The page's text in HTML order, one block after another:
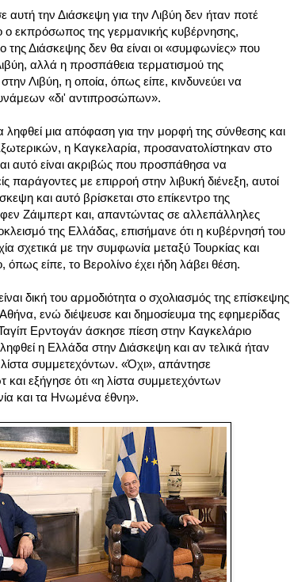
την Διάσκεψη για την Λιβύη δεν ήταν ποτέ
εκπρόσωπος της γερμανικής κυβέρνησης,
της Διάσκεψης δεν θα είναι οι «συμφωνίες» που
αλλά η προσπάθεια τερματισμού της
Λιβύη, η οποία, όπως είπε, κινδυνεύει να
«δι' αντιπροσώπων».
μια απόφαση για την μορφή της σύνθεσης και
η Καγκελαρία, προσανατολίστηκαν στο
αυτό είναι ακριβώς που προσπάθησα να
παράγοντες με επιρροή στην λιβυκή διένεξη, αυτοί
και αυτό βρίσκεται στο επίκεντρο της
Ζάιμπερτ και, απαντώντας σε αλλεπάλληλες
της Ελλάδας, επισήμανε ότι η κυβέρνησή του
σχετικά με την συμφωνία μεταξύ Τουρκίας και
όπως είπε, το Βερολίνο έχει ήδη λάβει θέση.
δική του αρμοδιότητα ο σχολιασμός της επίσκεψης
ενώ διέψευσε και δημοσίευμα της εφημερίδας
Ερντογάν άσκησε πίεση στην Καγκελάριο
η Ελλάδα στην Διάσκεψη και αν τελικά ήταν
συμμετεχόντων. «Όχι», απάντησε
και εξήγησε ότι «η λίστα συμμετεχόντων
και τα Ηνωμένα έθνη».